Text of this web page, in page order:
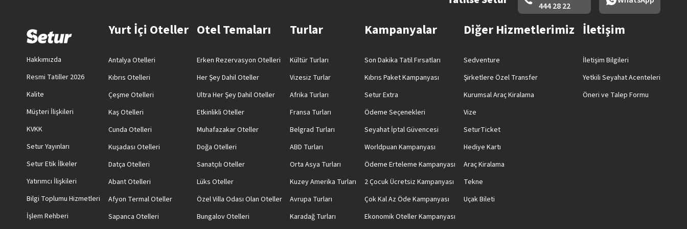
444 28 22
Hakkımızda
Resmi Tatiller 2026
Kalite
Müşteri İlişkileri
KVKK
Setur Yayınları
Setur Etik İlkeler
Yatırımcı İlişkileri
Bilgi Toplumu Hizmetleri
İşlem Rehberi
Yurt İçi Oteller
Antalya Otelleri
Kıbrıs Otelleri
Çeşme Otelleri
Kaş Otelleri
Cunda Otelleri
Kuşadası Otelleri
Datça Otelleri
Abant Otelleri
Afyon Termal Oteller
Sapanca Otelleri
Otel Temaları
Erken Rezervasyon Otelleri
Her Şey Dahil Oteller
Ultra Her Şey Dahil Oteller
Etkinlikli Oteller
Muhafazakar Oteller
Doğa Otelleri
Sanatçılı Oteller
Lüks Oteller
Özel Villa Odası Olan Oteller
Bungalov Otelleri
Turlar
Kültür Turları
Vizesiz Turlar
Afrika Turları
Fransa Turları
Belgrad Turları
ABD Turları
Orta Asya Turları
Kuzey Amerika Turları
Avrupa Turları
Karadağ Turları
Kampanyalar
Son Dakika Tatil Fırsatları
Kıbrıs Paket Kampanyası
Setur Extra
Ödeme Seçenekleri
Seyahat İptal Güvencesi
Worldpuan Kampanyası
Ödeme Erteleme Kampanyası
2 Çocuk Ücretsiz Kampanyası
Çok Kal Az Öde Kampanyası
Ekonomik Oteller Kampanyası
Diğer Hizmetlerimiz
Sedventure
Şirketlere Özel Transfer
Kurumsal Araç Kiralama
Vize
SeturTicket
Hediye Kartı
Araç Kiralama
Tekne
Uçak Bileti
İletişim
İletişim Bilgileri
Yetkili Seyahat Acenteleri
Öneri ve Talep Formu